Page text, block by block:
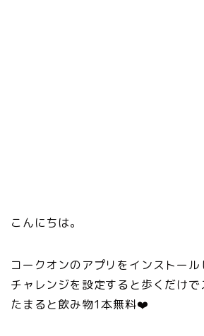
こんにちは。
コークオンのアプリをインストー
チャレンジを設定すると歩くだけ
たまると飲み物1本無料❤️